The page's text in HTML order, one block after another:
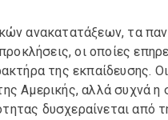
ανακατατάξεων, τα
οι οποίες
της εκπαίδευσης.
Αμερικής, αλλά συχνά
δυσχεραίνεται από